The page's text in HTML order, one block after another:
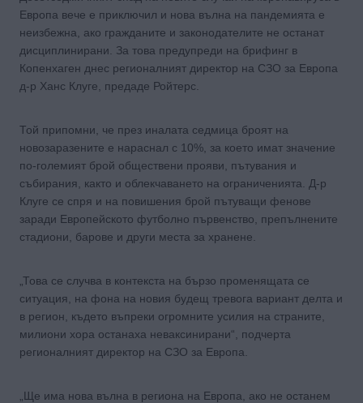
Европа вече е приключил и нова вълна на пандемията е
неизбежна, ако гражданите и законодателите не останат
дисциплинирани. За това предупреди на брифинг в
Копенхаген днес регионалният директор на СЗО за Европа
д-р Ханс Клуге, предаде Ройтерс.
Той припомни, че през иналата седмица броят на
новозаразените е нараснал с 10%, за което имат значение
по-големият брой обществени прояви, пътувания и
събирания, както и облекчаването на ограниченията. Д-р
Клуге се спря и на повишения брой пътуващи фенове
заради Европейското футболно първенство, препълнените
стадиони, барове и други места за хранене.
„Това се случва в контекста на бързо променящата се
ситуация, на фона на новия будещ тревога вариант делта и
в регион, където въпреки огромните усилия на страните,
милиони хора останаха неваксинирани“, подчерта
регионалният директор на СЗО за Европа.
„Ще има нова вълна в региона на Европа, ако не останем